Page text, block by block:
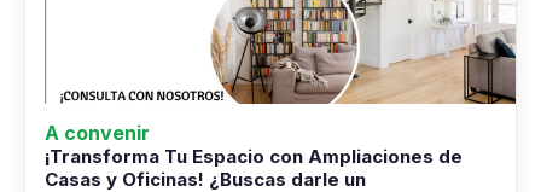
A convenir
¡Transforma Tu Espacio con Ampliaciones de
Casas y Oficinas! ¿Buscas darle un